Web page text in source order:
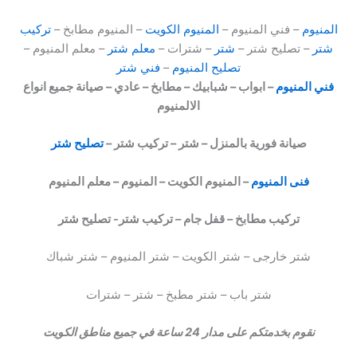
المنيوم – فني المنيوم – المنيوم الكويت – المنيوم مطابخ –تركيب
شتر – تصليح شتر – شتر – شترات – معلم شتر – معلم المنيوم –
تصليح المنيوم – فني شتر
فني المنيوم– ابواب – شبابيك – مطابخ – عادي – صيانة جميع انواع
الالمنيوم
صيانة فورية بالمنزل – شتر – تركيب شتر –تصليح شتر
فنى المنيوم– المنيوم الكويت – المنيوم – معلم المنيوم
تركيب مطابخ – قفل جام – تركيب شتر- تصليح شتر
شتر خارجى – شتر الكويت – شتر المنيوم – شتر شباك
شتر باب – شتر مطبخ – شتر – شترات
نقوم بخدمتكم على مدار 24 ساعة في جميع مناطق الكويت